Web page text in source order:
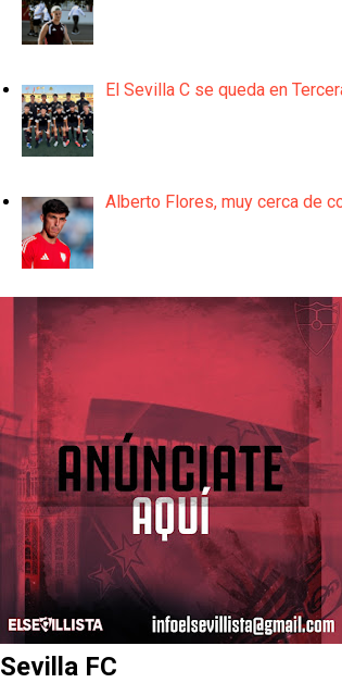
El Sevilla C se queda en
Alberto Flores, muy cerca de
Sevilla FC